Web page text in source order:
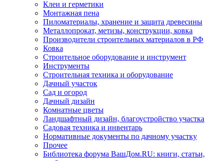
Клеи и герметики
Монтажная пена
Пиломатериалы, хранение и защита древесины
Металлопрокат, метизы, конструкции, ковка
Производители строительных материалов в РФ
Ковка
Строительное оборудование и инструмент
Инструменты
Строительная техника и оборудование
Дачный участок
Сад и огород
Дачный дизайн
Комнатные цветы
Ландшафтный дизайн, благоустройство участка
Садовая техника и инвентарь
Нормативные документы по дачному участку
Прочее
Библиотека форума ВашДом.RU: книги, статьи,